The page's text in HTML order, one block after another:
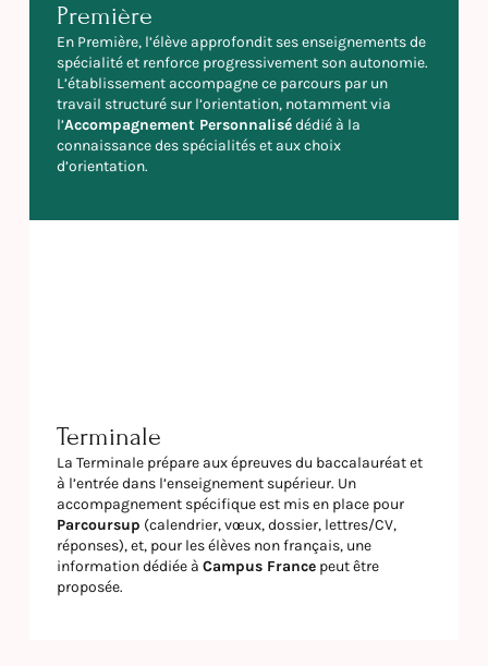
Première
En Première, l’élève approfondit ses enseignements de
spécialité et renforce progressivement son autonomie.
L’établissement accompagne ce parcours par un
travail structuré sur l’orientation, notamment via
l’Accompagnement Personnalisédédié à la
connaissance des spécialités et aux choix
d’orientation.
Terminale
La Terminale prépare aux épreuves du baccalauréat et
à l’entrée dans l’enseignement supérieur. Un
accompagnement spécifique est mis en place pour
Parcoursup (calendrier, vœux, dossier, lettres/CV,
réponses), et, pour les élèves non français, une
information dédiée à Campus Francepeut être
proposée.